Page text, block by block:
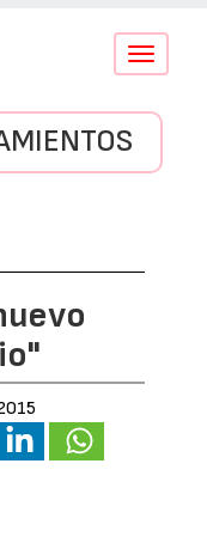
Conmutar